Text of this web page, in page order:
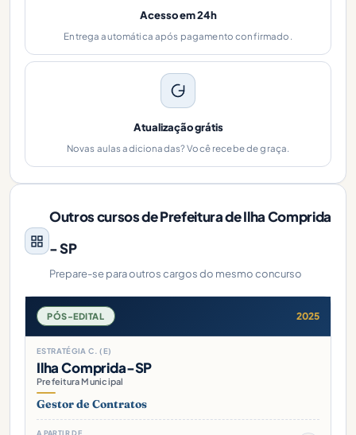
Acesso em 24h
Entrega automática após pagamento confirmado.
Atualização grátis
Novas aulas adicionadas? Você recebe de graça.
Outros cursos de Prefeitura de Ilha Comprida
- SP
Prepare-se para outros cargos do mesmo concurso
PÓS-EDITAL 2025
ESTRATÉGIA C. (E)
Ilha Comprida-SP
Prefeitura Municipal
Gestor de Contratos
A PARTIR DE